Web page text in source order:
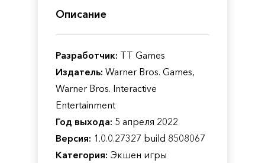
Описание
Разработчик: TT Games
Издатель: Warner Bros. Games,
Warner Bros. Interactive
Entertainment
Год выхода: 5 апреля 2022
Версия: 1.0.0.27327 build 8508067
Категория: Экшен игры